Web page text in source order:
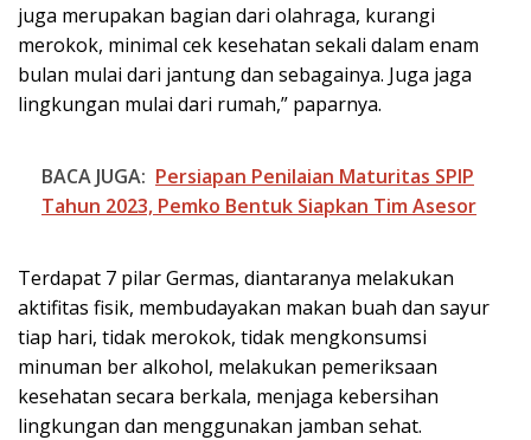
juga merupakan bagian dari olahraga, kurangi
merokok, minimal cek kesehatan sekali dalam enam
bulan mulai dari jantung dan sebagainya. Juga jaga
lingkungan mulai dari rumah,” paparnya.
BACA JUGA: Persiapan Penilaian Maturitas SPIP
Tahun 2023, Pemko Bentuk Siapkan Tim Asesor
Terdapat 7 pilar Germas, diantaranya melakukan
aktifitas fisik, membudayakan makan buah dan sayur
tiap hari, tidak merokok, tidak mengkonsumsi
minuman ber alkohol, melakukan pemeriksaan
kesehatan secara berkala, menjaga kebersihan
lingkungan dan menggunakan jamban sehat.